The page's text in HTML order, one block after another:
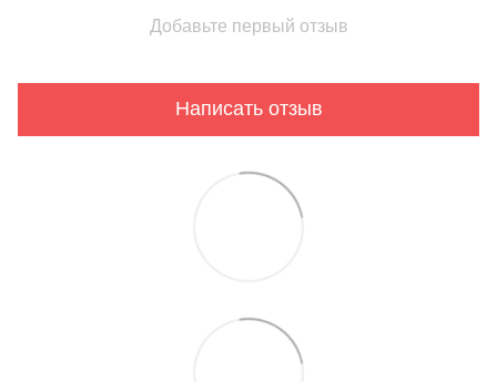
Добавьте первый отзыв
Написать отзыв